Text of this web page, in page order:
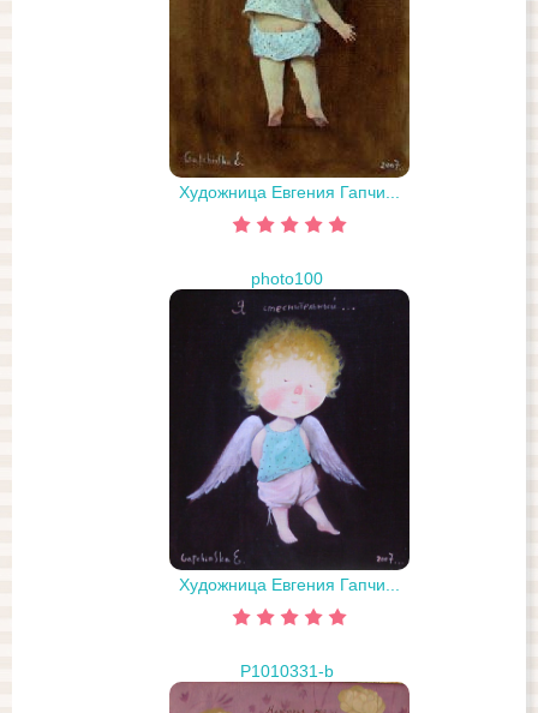
Художница Евгения Гапчи...
photo100
Художница Евгения Гапчи...
P1010331-b